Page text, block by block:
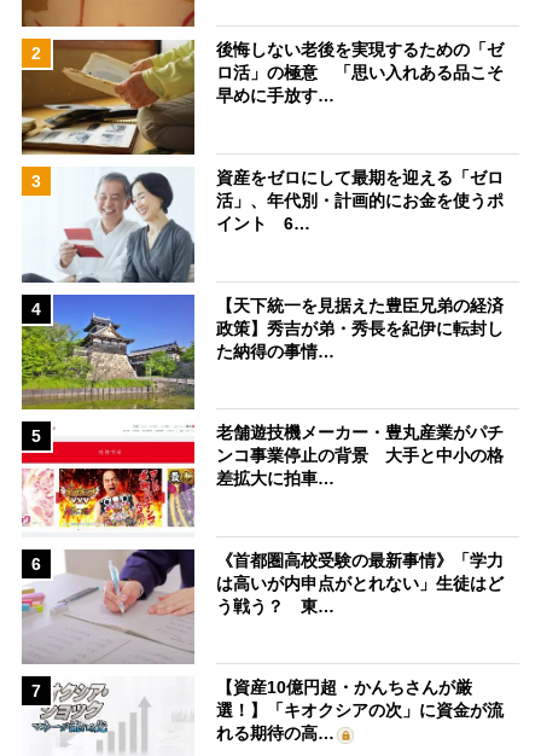
2
後悔しない老後を実現するための「ゼ
ロ活」の極意 「思い入れある品こそ
早めに手放す…
3
資産をゼロにして最期を迎える「ゼロ
活」、年代別・計画的にお金を使うポ
イント 6…
4
【天下統一を見据えた豊臣兄弟の経済
政策】秀吉が弟・秀長を紀伊に転封し
た納得の事情…
5
老舗遊技機メーカー・豊丸産業がパチ
ンコ事業停止の背景 大手と中小の格
差拡大に拍車…
6
《首都圏高校受験の最新事情》「学力
は高いが内申点がとれない」生徒はど
う戦う？ 東…
7
【資産10億円超・かんちさんが厳
選！】「キオクシアの次」に資金が流
れる期待の高…